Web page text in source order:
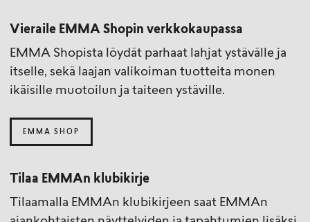
Vieraile EMMA Shopin verkkokaupassa
EMMA Shopista löydät parhaat lahjat ystävälle ja
itselle, sekä laajan valikoiman tuotteita monen
ikäisille muotoilun ja taiteen ystäville.
EMMA SHOP
Tilaa EMMAn klubikirje
Tilaamalla EMMAn klubikirjeen saat EMMAn